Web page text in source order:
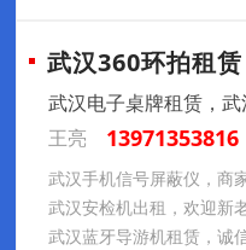
武汉360环拍租赁
武汉电子桌牌租赁，
王亮
13971353816
武汉手机信号屏蔽仪，商
武汉安检机出租，欢迎新
武汉蓝牙导游机租赁，诚